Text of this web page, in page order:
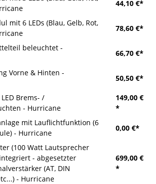
44,10 €*
mit 6 LEDs (Blau, Gelb, Rot,
78,60 €*
beleuchtet -
66,70 €*
Vorne & Hinten -
50,50 €*
Brems- /
- Hurricane
149,00 €
*
mit Lauflichtfunktion (6
- Hurricane
0,00 €*
(100 Watt Lautsprecher
- abgesetzter
(AT, DIN
- Hurricane
699,00 €
*